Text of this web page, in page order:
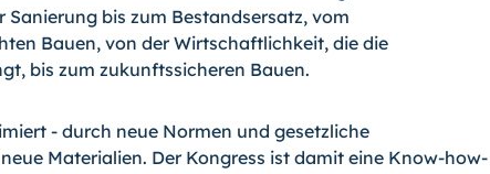
Sanierung bis zum Bestandsersatz, vom
Bauen, von der Wirtschaftlichkeit, die die
bis zum zukunftssicheren Bauen.
- durch neue Normen und gesetzliche
Materialien. Der Kongress ist damit eine Know-how-